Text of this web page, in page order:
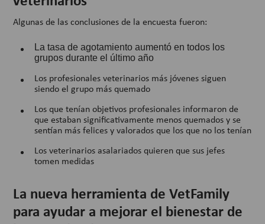
Algunas de las conclusiones de la encuesta fueron:
La tasa de agotamiento aumentó en todos los
grupos durante el último año
Los profesionales veterinarios más jóvenes siguen
siendo el grupo más quemado
Los que tenían objetivos profesionales informaron de
que estaban significativamente menos quemados y se
sentían más felices y valorados que los que no los tenían
Los veterinarios asalariados quieren que sus jefes
tomen medidas
La nueva herramienta de VetFamily
para ayudar a mejorar el bienestar de